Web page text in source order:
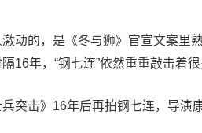
动的，是《冬与狮》官宣文案里
16年，“钢七连”依然重重敲击着很